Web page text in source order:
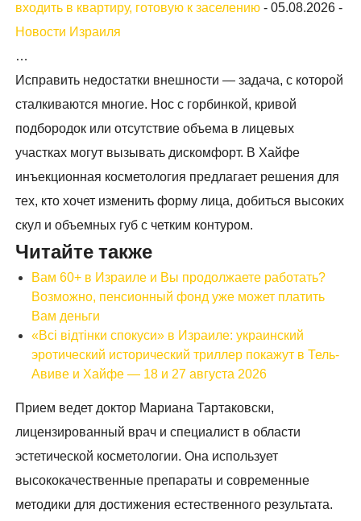
входить в квартиру, готовую к заселению -05.08.2026 -
Новости Израиля
…
Исправить недостатки внешности — задача, с которой
сталкиваются многие. Нос с горбинкой, кривой
подбородок или отсутствие объема в лицевых
участках могут вызывать дискомфорт. В Хайфе
инъекционная косметология предлагает решения для
тех, кто хочет изменить форму лица, добиться высоких
скул и объемных губ с четким контуром.
Читайте также
Вам 60+ в Израиле и Вы продолжаете работать?
Возможно, пенсионный фонд уже может платить
Вам деньги
«Всі відтінки спокуси» в Израиле: украинский
эротический исторический триллер покажут в Тель-
Авиве и Хайфе — 18 и 27 августа 2026
Прием ведет доктор Мариана Тартаковски,
лицензированный врач и специалист в области
эстетической косметологии. Она использует
высококачественные препараты и современные
методики для достижения естественного результата.